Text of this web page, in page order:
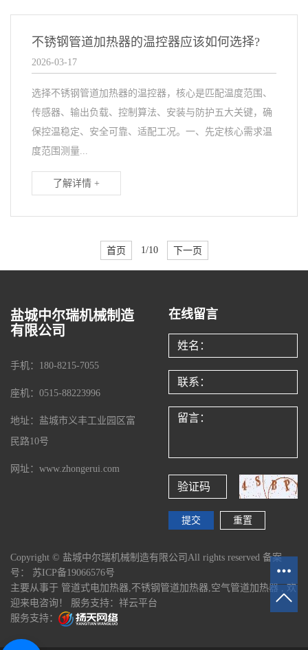
不锈钢管道加热器的温控器应该如何选择?
2026-03-17
选择不锈钢管道加热器的温控器，核心是匹配温度范围、
传感器、输出负载、控制算法、安装与防护五大关键，确
保控温稳定、安全可靠、适配工况。一、先定核心需求温
度范围测量...
了解详情 +
首页 1/10 下一页
盐城中尔瑞机械制造
有限公司
手机：180-8215-7055
座机：0515-88223996
地址：盐城市义丰工业园区富
民路10号
网址：www.zhongerui.com
在线留言
Copyright © 盐城中尔瑞机械制造有限公司All rights reserved 备案
号： 苏ICP备19066576号
主要从事于 管道式电加热器,不锈钢管道加热器,空气管道加热器, 欢
迎来电咨询！ 服务支持： 祥云平台
服务支持：